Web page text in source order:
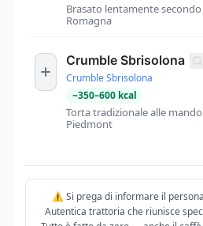
Brasato lentamente
Romagna
Crumble Sbrisolona
Crumble Sbrisolona
~350–600 kcal
Torta tradizionale alle
Piedmont
⚠️ Si prega di informare il
Autentica trattoria che riunisce